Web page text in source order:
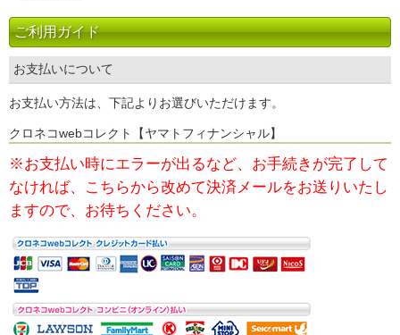
ご利用ガイド
お支払いについて
お支払い方法は、下記よりお選びいただけます。
クロネコwebコレクト【ヤマトフィナンシャル】
※お支払い時にエラーが出るなど、お手続きが完了して
なければ、
こちらから改めて決済メールをお送りいたし
ますので、お待ちください。